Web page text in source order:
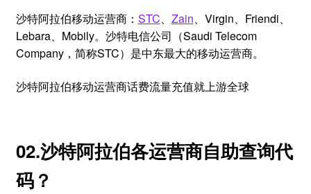
沙特阿拉伯移动运营商： STC、 Zain、Virgin、Friendi、
Lebara、Mobily。沙特电信公司（Saudi Telecom
Company，简称STC）是中东最大的移动运营商。
沙特阿拉伯移动运营商话费流量充值就上游全球
02.沙特阿拉伯各运营商自助查询代
码？